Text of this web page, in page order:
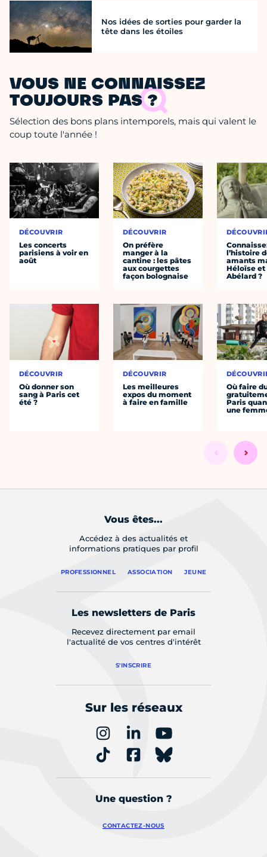
Nos idées de sorties pour garder la
tête dans les étoiles
VOUS NE CONNAISSEZ
TOUJOURS PAS ?
Sélection des bons plans intemporels, mais qui valent le
coup toute l'année !
DÉCOUVRIR
Les concerts
parisiens à voir en
août
DÉCOUVRIR
Où donner son
sang à Paris cet
été ?
DÉCOUVRIR
On préfère
manger à la
cantine : les pâtes
aux courgettes
façon bolognaise
DÉCOUVRIR
Les meilleures
expos du moment
à faire en famille
l’histoire
amants
Héloïse et
Abélard ?
Où faire
Paris
une
Vous êtes...
Accédez à des actualités et
informations pratiques par profil
PROFESSIONNEL ASSOCIATION JEUNE
Les newsletters de Paris
Recevez directement par email
l'actualité de vos centres d'intérêt
S'INSCRIRE
Sur les réseaux
Une question ?
CONTACTEZ-NOUS